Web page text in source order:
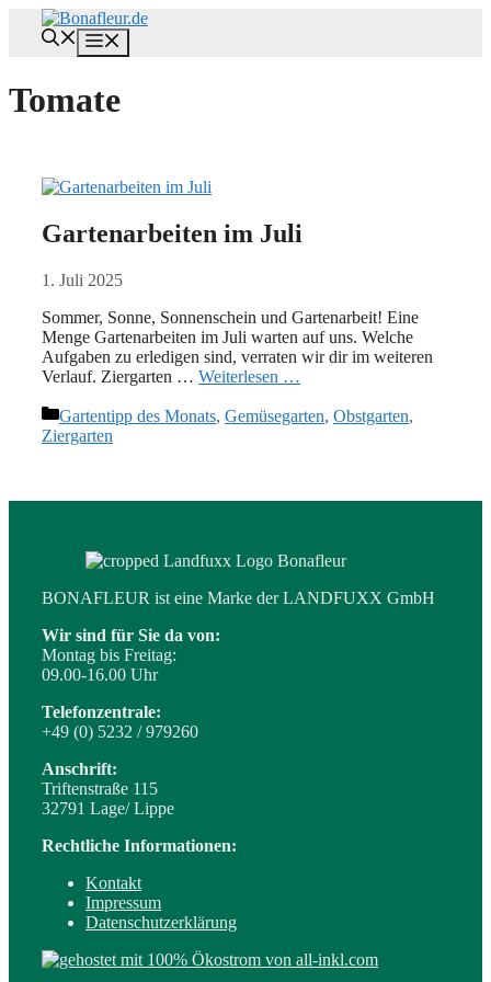
Inhalt
Tomate
Gartenarbeiten im Juli
1. Juli 2025
Sommer, Sonne, Sonnenschein und Gartenarbeit! Eine
Menge Gartenarbeiten im Juli warten auf uns. Welche
Aufgaben zu erledigen sind, verraten wir dir im weiteren
Verlauf. Ziergarten … Weiterlesen …
Kategorien
Gartentipp des Monats, Gemüsegarten, Obstgarten,
Ziergarten
BONAFLEUR ist eine Marke der LANDFUXX GmbH
Wir sind für Sie da von:
Montag bis Freitag:
09.00-16.00 Uhr
Telefonzentrale:
+49 (0) 5232 / 979260
Anschrift:
Triftenstraße 115
32791 Lage/ Lippe
Rechtliche Informationen:
Kontakt
Impressum
Datenschutzerklärung